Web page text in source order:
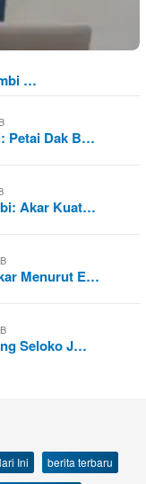
…
Petai Dak B…
Akar Kuat…
Menurut E…
Seloko J…
Ini
berita terbaru